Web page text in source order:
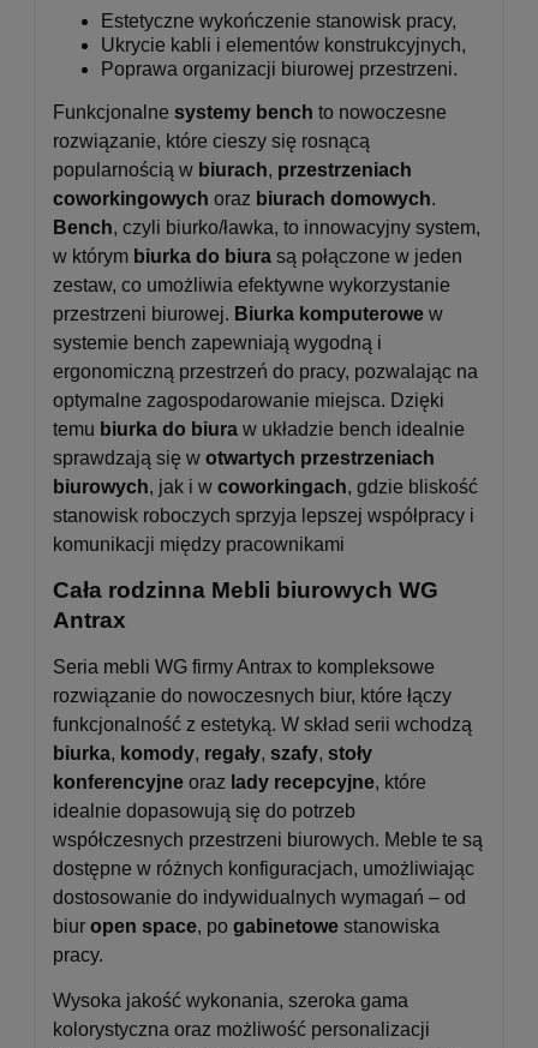
Estetyczne wykończenie stanowisk pracy,
Ukrycie kabli i elementów konstrukcyjnych,
Poprawa organizacji biurowej przestrzeni.
Funkcjonalne systemy bench to nowoczesne
rozwiązanie, które cieszy się rosnącą
popularnością w biurach, przestrzeniach
coworkingowych oraz biurach domowych.
Bench, czyli biurko/ławka, to innowacyjny system,
w którym biurka do biura są połączone w jeden
zestaw, co umożliwia efektywne wykorzystanie
przestrzeni biurowej. Biurka komputerowe w
systemie bench zapewniają wygodną i
ergonomiczną przestrzeń do pracy, pozwalając na
optymalne zagospodarowanie miejsca. Dzięki
temu biurka do biura w układzie bench idealnie
sprawdzają się w otwartych przestrzeniach
biurowych, jak i w coworkingach, gdzie bliskość
stanowisk roboczych sprzyja lepszej współpracy i
komunikacji między pracownikami
Cała rodzinna Mebli biurowych WG
Antrax
Seria mebli WG firmy Antrax to kompleksowe
rozwiązanie do nowoczesnych biur, które łączy
funkcjonalność z estetyką. W skład serii wchodzą
biurka, komody, regały, szafy, stoły
konferencyjne oraz lady recepcyjne, które
idealnie dopasowują się do potrzeb
współczesnych przestrzeni biurowych. Meble te są
dostępne w różnych konfiguracjach, umożliwiając
dostosowanie do indywidualnych wymagań – od
biur open space, po gabinetowe stanowiska
pracy.
Wysoka jakość wykonania, szeroka gama
kolorystyczna oraz możliwość personalizacji